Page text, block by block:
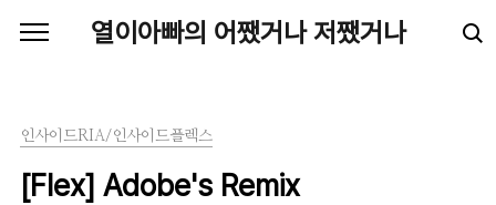
열이아빠의 어쨌거나 저쨌거나
인사이드RIA/인사이드플렉스
[Flex] Adobe's Remix